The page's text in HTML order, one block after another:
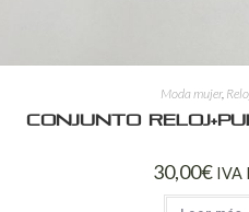
Moda mujer,
Conjunto
30,00€ IVA